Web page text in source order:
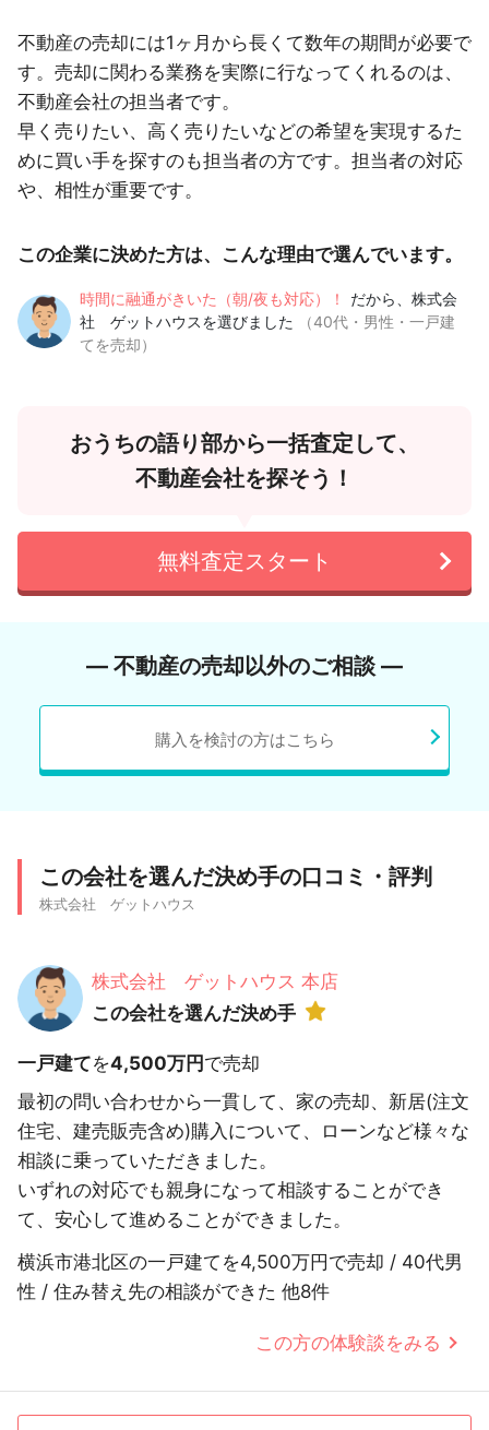
不動産の売却には1ヶ月から長くて数年の期間が必要で
す。売却に関わる業務を実際に行なってくれるのは、
不動産会社の担当者です。
早く売りたい、高く売りたいなどの希望を実現するた
めに買い手を探すのも担当者の方です。担当者の対応
や、相性が重要です。
この企業に決めた方は、こんな理由で選んでいます。
時間に融通がきいた（朝/夜も対応）！
だから、株式会
社 ゲットハウスを選びました
（40代・男性・一戸建
てを売却）
おうちの語り部から一括査定して、
不動産会社を探そう！
無料査定スタート
― 不動産の売却以外のご相談 ―
購入を検討の方はこちら
この会社を選んだ決め手の口コミ・評判
株式会社 ゲットハウス
株式会社 ゲットハウス 本店
この会社を選んだ決め手
一戸建てを4,500万円で売却
最初の問い合わせから一貫して、家の売却、新居(注文
住宅、建売販売含め)購入について、ローンなど様々な
相談に乗っていただきました。
いずれの対応でも親身になって相談することができ
て、安心して進めることができました。
横浜市港北区の一戸建てを4,500万円で売却 / 40代男
性 / 住み替え先の相談ができた 他8件
この方の体験談をみる